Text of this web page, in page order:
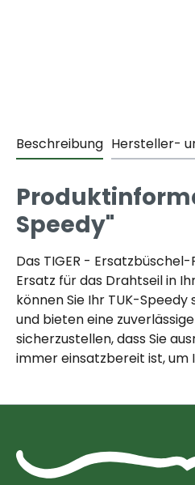
Beschreibung Hersteller-
Speedy"
Das TIGER -
Ersatz für das Drahtseil in
können Sie Ihr TUK-
und bieten eine
sicherzustellen, dass Sie
immer einsatzbereit ist,